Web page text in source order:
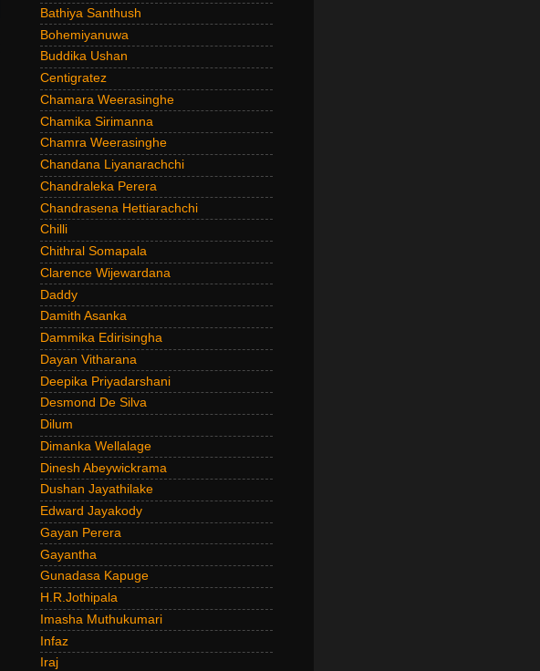
Bathiya Santhush
Bohemiyanuwa
Buddika Ushan
Centigratez
Chamara Weerasinghe
Chamika Sirimanna
Chamra Weerasinghe
Chandana Liyanarachchi
Chandraleka Perera
Chandrasena Hettiarachchi
Chilli
Chithral Somapala
Clarence Wijewardana
Daddy
Damith Asanka
Dammika Edirisingha
Dayan Vitharana
Deepika Priyadarshani
Desmond De Silva
Dilum
Dimanka Wellalage
Dinesh Abeywickrama
Dushan Jayathilake
Edward Jayakody
Gayan Perera
Gayantha
Gunadasa Kapuge
H.R.Jothipala
Imasha Muthukumari
Infaz
Iraj